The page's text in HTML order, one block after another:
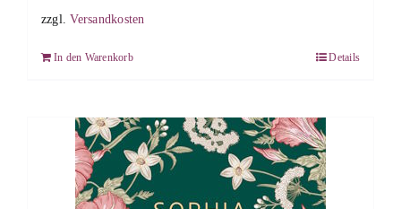
zzgl.Versandkosten
In den Warenkorb Details